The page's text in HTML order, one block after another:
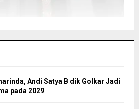
Andi Satya Bidik Golkar Jadi
pada 2029